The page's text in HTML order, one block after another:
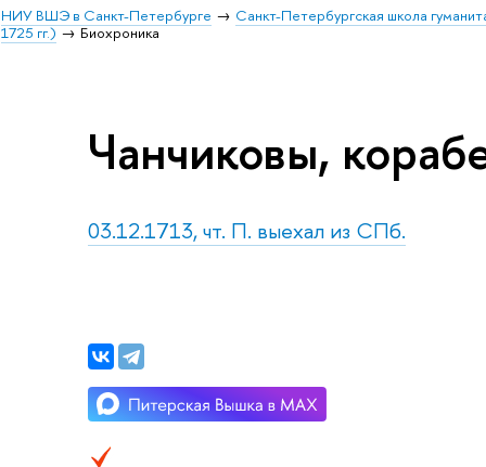
НИУ ВШЭ в Санкт-Петербурге Санкт-Петербургская школа
1725 гг.)
Биохроника
Чанчиковы,
03.12.1713, чт. П. выехал из СПб.